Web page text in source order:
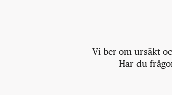
Vi ber om ursäkt
Har du